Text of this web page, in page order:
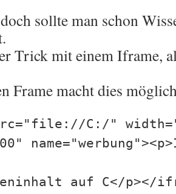
sollte man schon
Trick mit einem Iframe,
Frame macht dies
C:/"
auf C</p></